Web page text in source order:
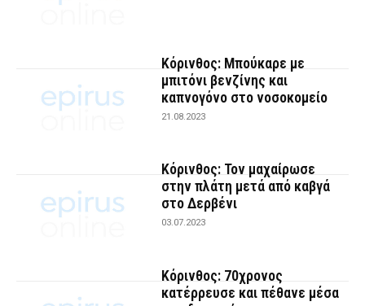
Κόρινθος: Μπούκαρε με
μπιτόνι βενζίνης και
καπνογόνο στο νοσοκομείο
21.08.2023
Κόρινθος: Τον μαχαίρωσε
στην πλάτη μετά από καβγά
στο Δερβένι
03.07.2023
Κόρινθος: 70χρονος
κατέρρευσε και πέθανε μέσα